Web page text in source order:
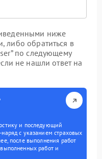
ниже
либо обратиться в
по следующему
не нашли ответ на
и последующий
с указанием страховых
после выполнения работ
работ и